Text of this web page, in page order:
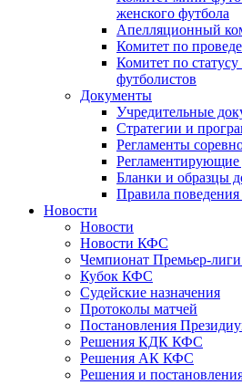
женского футбола
Апелляционный
Комитет по
Комитет по
футболистов
Документы
Учредительные
Стратегии и
Регламенты
Бланки и образцы
Правила поведения
Новости
Новости
Новости КФС
Чемпионат Премьер-
Кубок КФС
Судейские назначения
Протоколы матчей
Постановления
Решения КДК КФС
Решения АК КФС
Решения и